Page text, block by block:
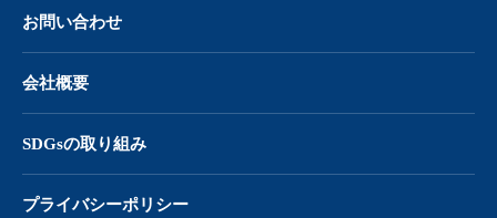
お問い合わせ
会社概要
SDGsの取り組み
プライバシーポリシー